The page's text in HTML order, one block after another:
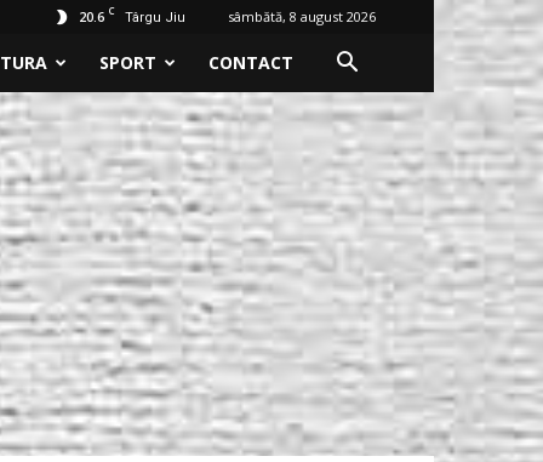
20.6 C Târgu Jiu sâmbătă, 8 august 2026
SPORT CONTACT